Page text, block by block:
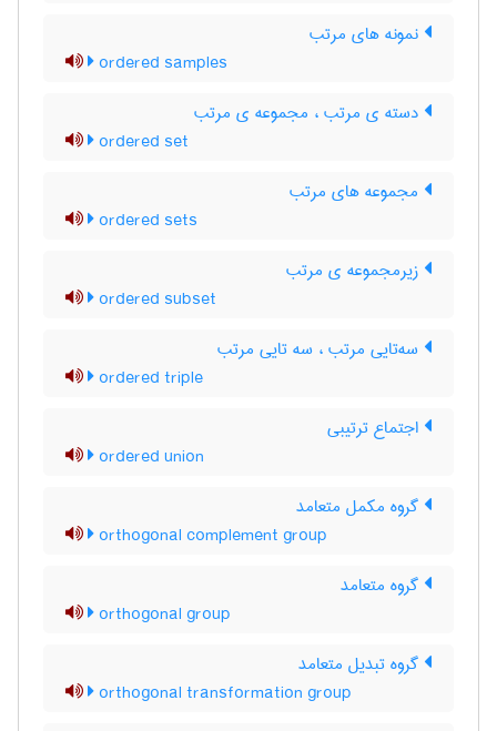
نمونه های مرتب
ordered samples
دسته ی مرتب ، مجموعه ی مرتب
ordered set
مجموعه های مرتب
ordered sets
زیرمجموعه ی مرتب
ordered subset
سه‌تایی مرتب ، سه تایی مرتب
ordered triple
اجتماع ترتیبی
ordered union
گروه مکمل متعامد
orthogonal complement group
گروه متعامد
orthogonal group
گروه تبدیل متعامد
orthogonal transformation group